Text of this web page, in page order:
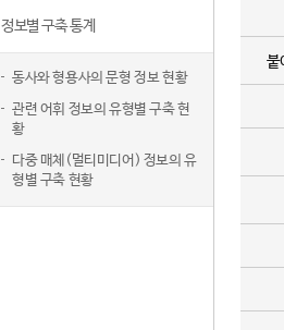
정보별 구축 통계
동사와 형용사의 문형 정보 현황
관련 어휘 정보의 유형별 구축 현
황
다중 매체(멀티미디어) 정보의 유
형별 구축 현황
붙